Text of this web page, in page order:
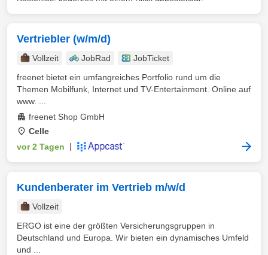
Vertriebler (w/m/d)
Vollzeit JobRad
JobTicket
freenet bietet ein umfangreiches Portfolio rund um die
Themen Mobilfunk, Internet und TV-Entertainment. Online auf
www. ...
freenet Shop GmbH
Celle
vor 2 Tagen
Kundenberater im Vertrieb m/w/d
Vollzeit
ERGO ist eine der größten Versicherungsgruppen in
Deutschland und Europa. Wir bieten ein dynamisches Umfeld
und ...